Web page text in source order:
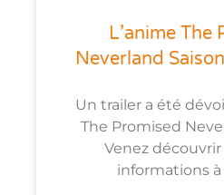
L’anime The
Neverland
Un trailer a été
The Promised
Venez
informations à